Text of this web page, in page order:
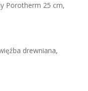
Porotherm 25 cm,
drewniana,